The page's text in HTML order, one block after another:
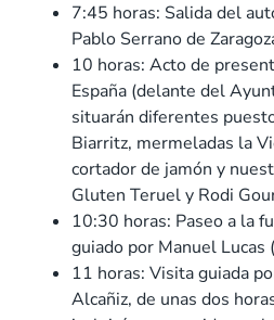
7:45 horas: Salida del
Pablo Serrano de
10 horas: Acto de
España (delante del
situarán diferentes
Biarritz, mermeladas la
cortador de jamón y
Gluten Teruel y Rodi
10:30 horas: Paseo a la
guiado por Manuel Lucas
11 horas: Visita guiada
Alcañiz, de unas dos